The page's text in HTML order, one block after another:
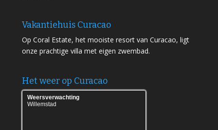
Vakantiehuis Curacao
Op Coral Estate, het mooiste resort van Curacao, ligt
onze prachtige villa met eigen zwembad.
Het weer op Curacao
Weersverwachting
Willemstad